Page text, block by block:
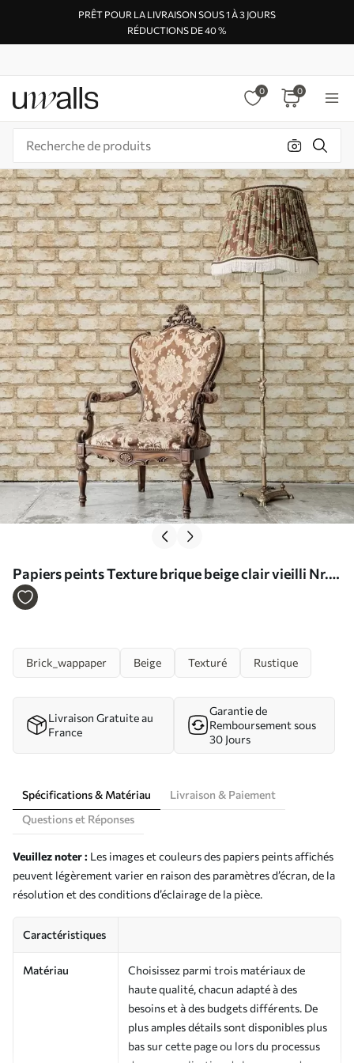
PRÊT POUR LA LIVRAISON SOUS 1 À 3 JOURS
RÉDUCTIONS DE 40 %
0 0
Papiers peints Texture brique beige clair vieilli Nr.
a01029
Brick_wappaper Beige Texturé Rustique
Livraison Gratuite au
France
Garantie de
Remboursement sous
30 Jours
Spécifications & Matériau
Livraison & Paiement
Questions et Réponses
Veuillez noter : Les images et couleurs des papiers peints affichés
peuvent légèrement varier en raison des paramètres d’écran, de la
résolution et des conditions d’éclairage de la pièce.
Caractéristiques
Matériau
Choisissez parmi trois matériaux de
haute qualité, chacun adapté à des
besoins et à des budgets différents. De
plus amples détails sont disponibles plus
bas sur cette page ou lors du processus